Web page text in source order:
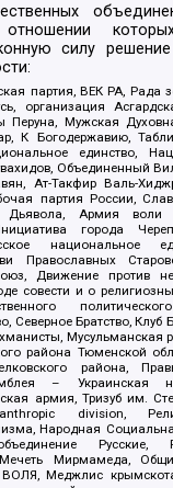
силу
партия, ВЕК РА, Рада
организация
Мужская
К Богодержавию,
единство,
Объединенный
Ат-Такфир Валь-
партия России,
Дьявола, Армия воли
города
национальное
Православных
Движение против
совести и о
Северное Братство, Клуб
Мусульманская
района Тюменской
района,
– Украинская
армия, Тризуб им.
division,
Народная
Русские,
Мирмамеда,
Меджлис